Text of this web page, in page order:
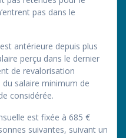
pas dans le
antérieure depuis plus
perçu dans le dernier
de revalorisation
salaire minimum de
considérée.
est fixée à 685 €
suivantes, suivant un